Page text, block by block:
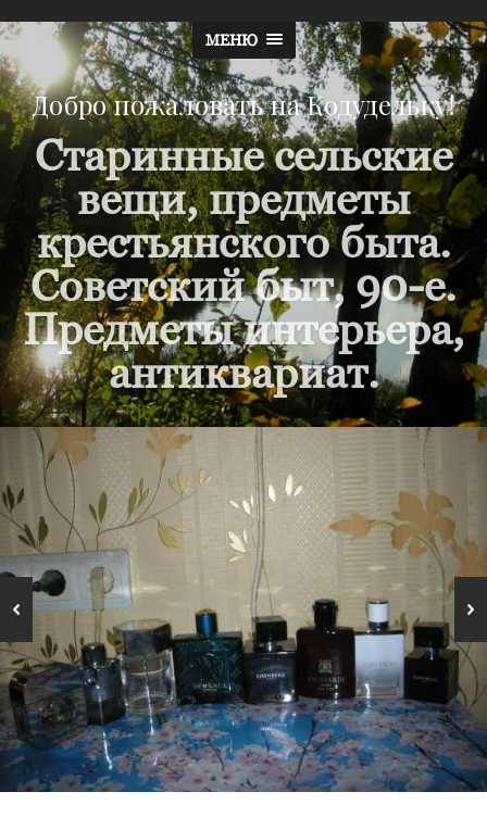
МЕНЮ
Добро пожаловать на Кодудельку!
Старинные сельские
вещи, предметы
крестьянского быта.
Советский быт, 90-е.
Предметы интерьера,
антиквариат.